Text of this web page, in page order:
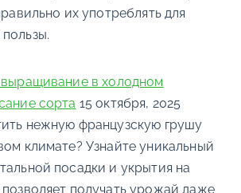
их употреблять для
в холодном
сорта 15 октября, 2025
нежную французскую грушу
климате? Узнайте уникальный
посадки и укрытия на
получать урожай даже